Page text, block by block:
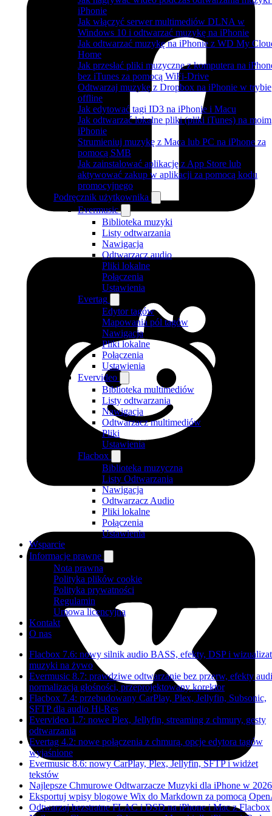
iPhonie
Jak włączyć serwer multimediów DLNA w
Windows 10 i odtwarzać muzykę na iPhonie
Jak odtwarzać muzykę na iPhonie z WD My
Home
Jak przesłać pliki muzyczne z komputera na
bez iTunes za pomocą WiFi-Drive
Odtwarzaj muzykę z Dropbox na iPhonie w trybie
offline
Jak edytować tagi ID3 na iPhonie i Macu
Jak odtwarzać lokalne pliki (pliki iTunes) na moim
iPhonie
Strumieniuj muzykę z Maca lub PC na iPhone za
pomocą SMB
Jak zainstalować aplikację z App Store lub
aktywować zakup w aplikacji za pomocą kodu
promocyjnego
Podręcznik użytkownika
Evermusic
Biblioteka muzyki
Listy odtwarzania
Nawigacja
Odtwarzacz audio
Pliki lokalne
Połączenia
Ustawienia
Evertag
Edytor tagów
Mapowania pól tagów
Nawigacja
Pliki lokalne
Połączenia
Ustawienia
Evervideo
Biblioteka multimediów
Listy odtwarzania
Nawigacja
Odtwarzacz multimediów
Pliki
Ustawienia
Flacbox
Biblioteka muzyczna
Listy Odtwarzania
Nawigacja
Odtwarzacz Audio
Pliki lokalne
Połączenia
Ustawienia
Wsparcie
Informacje prawne
Nota prawna
Polityka plików cookie
Polityka prywatności
Regulamin
Umowa licencyjna
Kontakt
O nas
Flacbox 7.6: nowy silnik audio BASS, efekty, DSP i
muzyki na żywo
Evermusic 8.7: prawdziwe odtwarzanie bez przerw, efekty
normalizacja głośności, przeprojektowany korektor
Flacbox 7.4: przebudowany CarPlay, Plex, Jellyfin, Subsonic,
SFTP dla audio Hi-Res
Evervideo 1.7: nowe Plex, Jellyfin, streaming z chmury, gesty
odtwarzania
Evertag 4.2: nowe połączenia z chmurą, opcje edytora tagów
wyjaśnione
Evermusic 8.6: nowy CarPlay, Plex, Jellyfin, SFTP i widżet
tekstów
Najlepsze Chmurowe Odtwarzacze Muzyki dla iPhone w 2026
Eksportuj wpisy blogowe Wix do Markdown za pomocą
Odtwarzaj bezstratne FLAC i DSD na iPhone i Mac z Flacbox